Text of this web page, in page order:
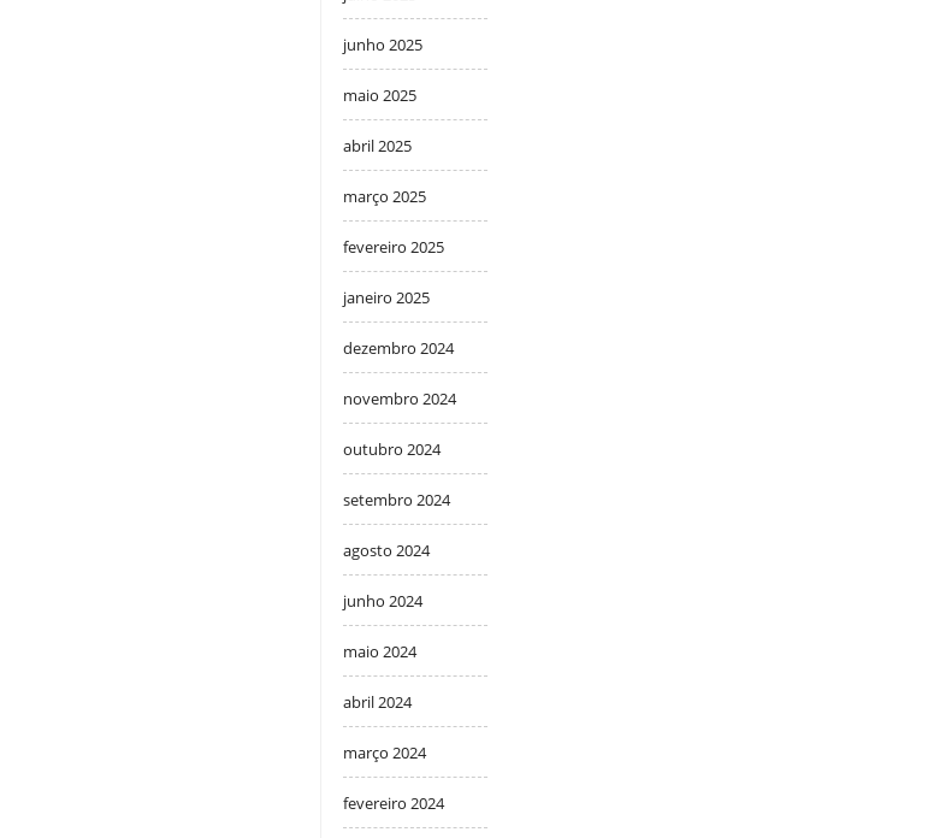
junho 2025
maio 2025
abril 2025
março 2025
fevereiro 2025
janeiro 2025
dezembro 2024
novembro 2024
outubro 2024
setembro 2024
agosto 2024
junho 2024
maio 2024
abril 2024
março 2024
fevereiro 2024